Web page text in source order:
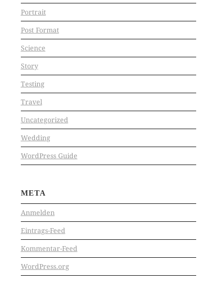
Portrait
Post Format
Science
Story
Testing
Travel
Uncategorized
Wedding
WordPress Guide
META
Anmelden
Eintrags-Feed
Kommentar-Feed
WordPress.org